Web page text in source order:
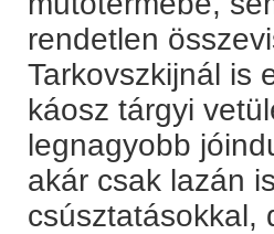
rendetlen
Tarkovszkijnál is
káosz tárgyi
legnagyobb
akár csak lazán
csúsztatásokkal,